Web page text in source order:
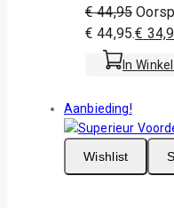
€44,95
€ 44,95.€
In
Aanbieding!
Wishlist